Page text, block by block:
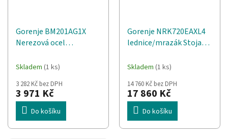
Gorenje BM201AG1X
Nerezová ocel
grilem Vestavěné 20 l
Skladem (1 ks)
3 282 Kč bez DPH
3 971 Kč
Do košíku
Gorenje NRK720EAXL4
lednice/mrazák Stojací
Skladem (1 ks)
14 760 Kč bez DPH
17 860 Kč
Do košíku